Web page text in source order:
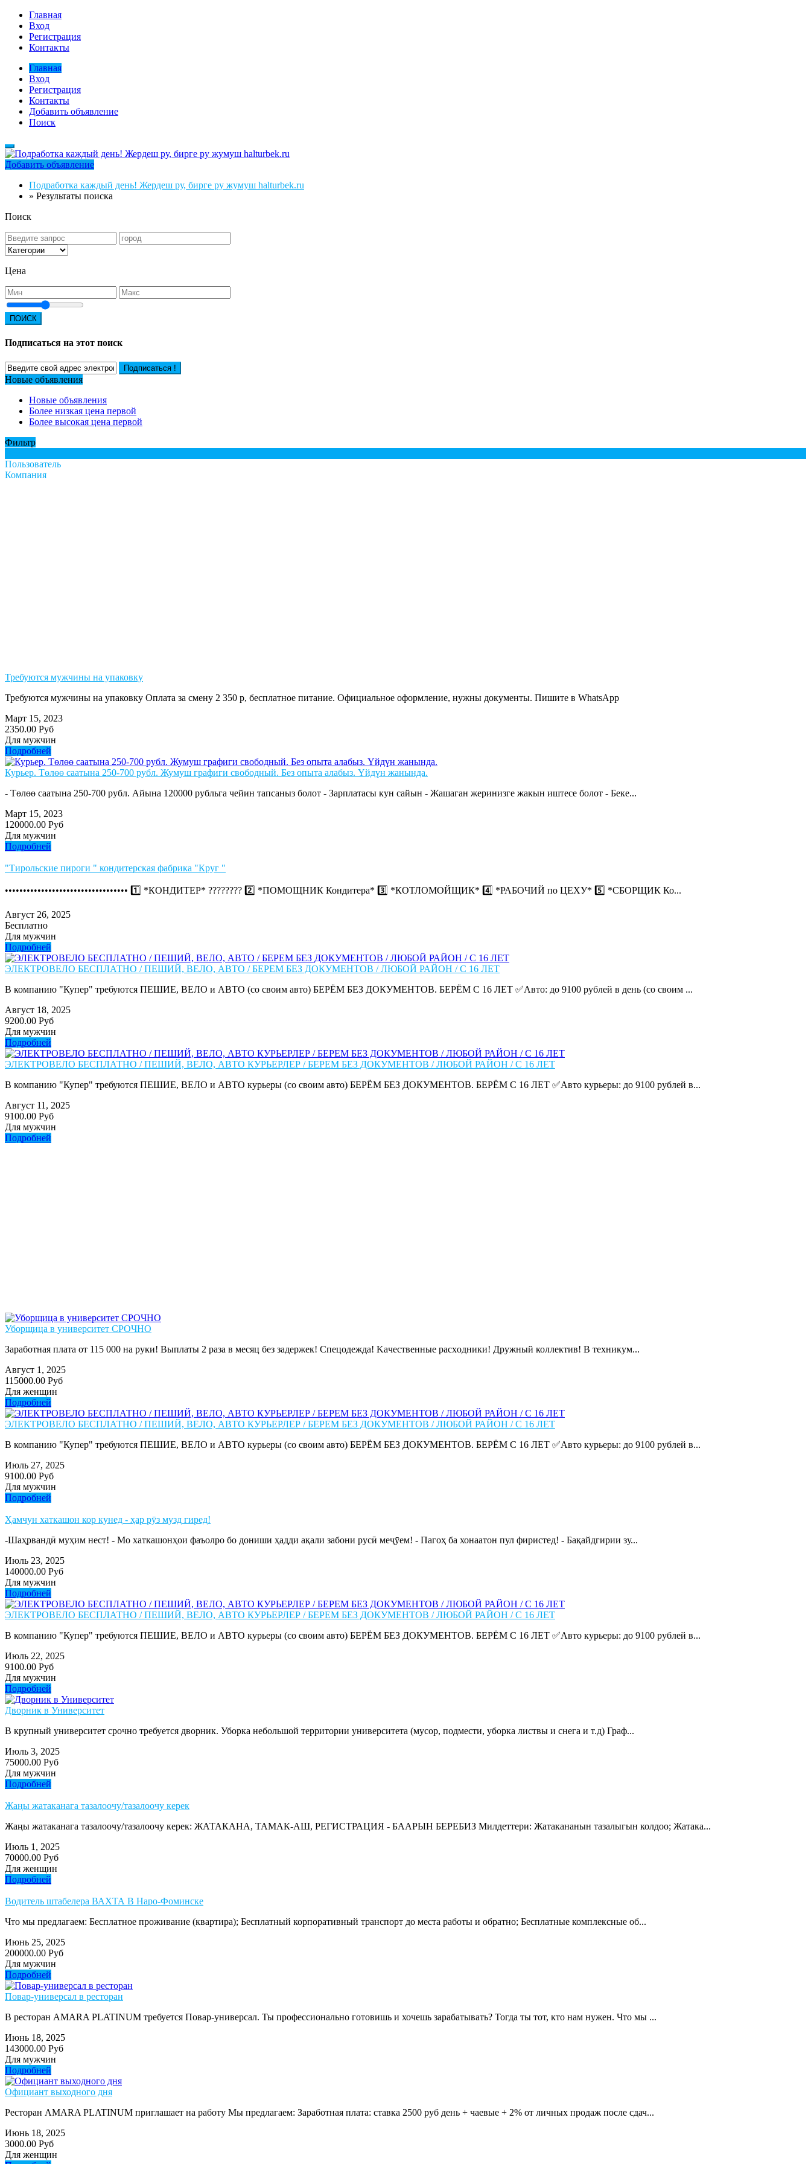
Главная
Вход
Регистрация
Контакты
Главная
Вход
Регистрация
Контакты
Добавить объявление
Поиск
Добавить объявление
Подработка каждый день! Жердеш ру, бирге ру жумуш halturbek.ru
» Результаты поиска
Поиск
Цена
ПОИСК
Подписаться на этот поиск
Подписаться !
Новые объявления
Новые объявления
Более низкая цена первой
Более высокая цена первой
Фильтр
Пользователь
Компания
Требуются мужчины на упаковку
Требуются мужчины на упаковку Оплата за смену 2 350 р, бесплатное питание. Официальное оформление, нужны документы. Пишите в WhatsApp
Март 15, 2023
2350.00 Руб
Для мужчин
Подробней
Курьер. Төлөө саатына 250-700 рубл. Жумуш графиги свободный. Без опыта алабыз. Үйдүн жанында.
- Төлөө саатына 250-700 рубл. Айына 120000 рубльга чейин тапсаныз болот - Зарплатасы кун сайын - Жашаган жеринизге жакын иштесе болот - Беке...
Март 15, 2023
120000.00 Руб
Для мужчин
Подробней
"Тирольские пироги " кондитерская фабрика "Круг "
•••••••••••••••••••••••••••••••••• 1️⃣ *КОНДИТЕР* ????‍???? 2️⃣ *ПОМОЩНИК Кондитера* 3️⃣ *КОТЛОМОЙЩИК* 4️⃣ *РАБОЧИЙ по ЦЕХУ* 5️⃣ *СБОРЩИК Ко...
Август 26, 2025
Бесплатно
Для мужчин
Подробней
ЭЛЕКТРОВЕЛО БЕСПЛАТНО / ПЕШИЙ, ВЕЛО, АВТО / БЕРЕМ БЕЗ ДОКУМЕНТОВ / ЛЮБОЙ РАЙОН / С 16 ЛЕТ
В компанию "Купер" требуются ПЕШИЕ, ВЕЛО и АВТО (со своим авто) БЕРЁМ БЕЗ ДОКУМЕНТОВ. БЕРЁМ С 16 ЛЕТ ✅Авто: до 9100 рублей в день (со своим ...
Август 18, 2025
9200.00 Руб
Для мужчин
Подробней
ЭЛЕКТРОВЕЛО БЕСПЛАТНО / ПЕШИЙ, ВЕЛО, АВТО КУРЬЕРЛЕР / БЕРЕМ БЕЗ ДОКУМЕНТОВ / ЛЮБОЙ РАЙОН / С 16 ЛЕТ
В компанию "Купер" требуются ПЕШИЕ, ВЕЛО и АВТО курьеры (со своим авто) БЕРЁМ БЕЗ ДОКУМЕНТОВ. БЕРЁМ С 16 ЛЕТ ✅Авто курьеры: до 9100 рублей в...
Август 11, 2025
9100.00 Руб
Для мужчин
Подробней
Уборщица в университет СРОЧНО
Зaрaбoтнaя платa от 115 000 на руки! Выплаты 2 pазa в меcяц бeз задержек! Cпeцoдeждa! Kaчественныe рacxoдники! Дpужный коллектив! В тexникум...
Август 1, 2025
115000.00 Руб
Для женщин
Подробней
ЭЛЕКТРОВЕЛО БЕСПЛАТНО / ПЕШИЙ, ВЕЛО, АВТО КУРЬЕРЛЕР / БЕРЕМ БЕЗ ДОКУМЕНТОВ / ЛЮБОЙ РАЙОН / С 16 ЛЕТ
В компанию "Купер" требуются ПЕШИЕ, ВЕЛО и АВТО курьеры (со своим авто) БЕРЁМ БЕЗ ДОКУМЕНТОВ. БЕРЁМ С 16 ЛЕТ ✅Авто курьеры: до 9100 рублей в...
Июль 27, 2025
9100.00 Руб
Для мужчин
Подробней
Ҳамчун хаткашон кор кунед - ҳар рӯз музд гиред!
-Шаҳрвандӣ муҳим нест! - Мо хаткашонҳои фаъолро бо дониши ҳадди ақали забони русӣ меҷӯем! - Пагоҳ ба хонаатон пул фиристед! - Бақайдгирии зу...
Июль 23, 2025
140000.00 Руб
Для мужчин
Подробней
ЭЛЕКТРОВЕЛО БЕСПЛАТНО / ПЕШИЙ, ВЕЛО, АВТО КУРЬЕРЛЕР / БЕРЕМ БЕЗ ДОКУМЕНТОВ / ЛЮБОЙ РАЙОН / С 16 ЛЕТ
В компанию "Купер" требуются ПЕШИЕ, ВЕЛО и АВТО курьеры (со своим авто) БЕРЁМ БЕЗ ДОКУМЕНТОВ. БЕРЁМ С 16 ЛЕТ ✅Авто курьеры: до 9100 рублей в...
Июль 22, 2025
9100.00 Руб
Для мужчин
Подробней
Дворник в Университет
В крупный университет срочно требуется дворник. Уборка небольшой территории университета (мусор, подмести, уборка листвы и снега и т.д) Граф...
Июль 3, 2025
75000.00 Руб
Для мужчин
Подробней
Жаңы жатаканага тазалоочу/тазалоочу керек
Жаңы жатаканага тазалоочу/тазалоочу керек: ЖАТАКАНА, ТАМАК-АШ, РЕГИСТРАЦИЯ - БААРЫН БЕРЕБИЗ Милдеттери: Жатакананын тазалыгын колдоо; Жатака...
Июль 1, 2025
70000.00 Руб
Для женщин
Подробней
Водитель штабелера ВАХТА В Наро-Фоминске
Что мы предлагаем: Бесплатное проживание (квартира); Бесплатный корпоративный транспорт до места работы и обратно; Бесплатные комплексные об...
Июнь 25, 2025
200000.00 Руб
Для мужчин
Подробней
Повар-универсал в ресторан
В ресторан AMARA PLATINUM требуется Повар-универсал. Ты профессионально готовишь и хочешь зарабатывать? Тогда ты тот, кто нам нужен. Что мы ...
Июнь 18, 2025
143000.00 Руб
Для мужчин
Подробней
Официант выходного дня
Ресторан AMARA PLATINUM приглашает на работу Мы предлагаем: Заработная плата: ставка 2500 руб день + чаевые + 2% от личных продаж после сдач...
Июнь 18, 2025
3000.00 Руб
Для женщин